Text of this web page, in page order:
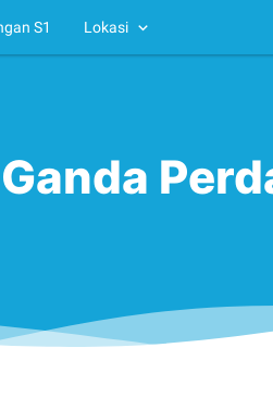
S1 Lokasi